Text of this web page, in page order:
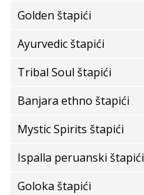
Golden štapići
Ayurvedic štapići
Tribal Soul štapići
Banjara ethno štapići
Mystic Spirits štapići
Ispalla peruanski štapići
Goloka štapići